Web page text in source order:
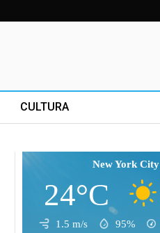
CULTURA
New York City
24°C
1.5 m/s 95%